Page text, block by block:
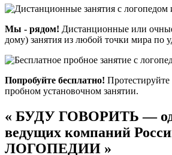
Мы - рядом! Дистанционные или
дому) занятия из любой точки мира по
Попробуйте бесплатно!
пробном установочном занятии.
« БУДУ ГОВОРИТЬ —
ведущих компаний
ЛОГОПЕДИИ »